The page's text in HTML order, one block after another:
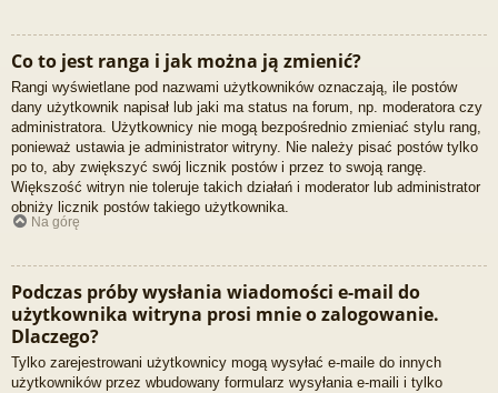
Co to jest ranga i jak można ją zmienić?
Rangi wyświetlane pod nazwami użytkowników oznaczają, ile postów
dany użytkownik napisał lub jaki ma status na forum, np. moderatora czy
administratora. Użytkownicy nie mogą bezpośrednio zmieniać stylu rang,
ponieważ ustawia je administrator witryny. Nie należy pisać postów tylko
po to, aby zwiększyć swój licznik postów i przez to swoją rangę.
Większość witryn nie toleruje takich działań i moderator lub administrator
obniży licznik postów takiego użytkownika.
Na górę
Podczas próby wysłania wiadomości e-mail do
użytkownika witryna prosi mnie o zalogowanie.
Dlaczego?
Tylko zarejestrowani użytkownicy mogą wysyłać e-maile do innych
użytkowników przez wbudowany formularz wysyłania e-maili i tylko